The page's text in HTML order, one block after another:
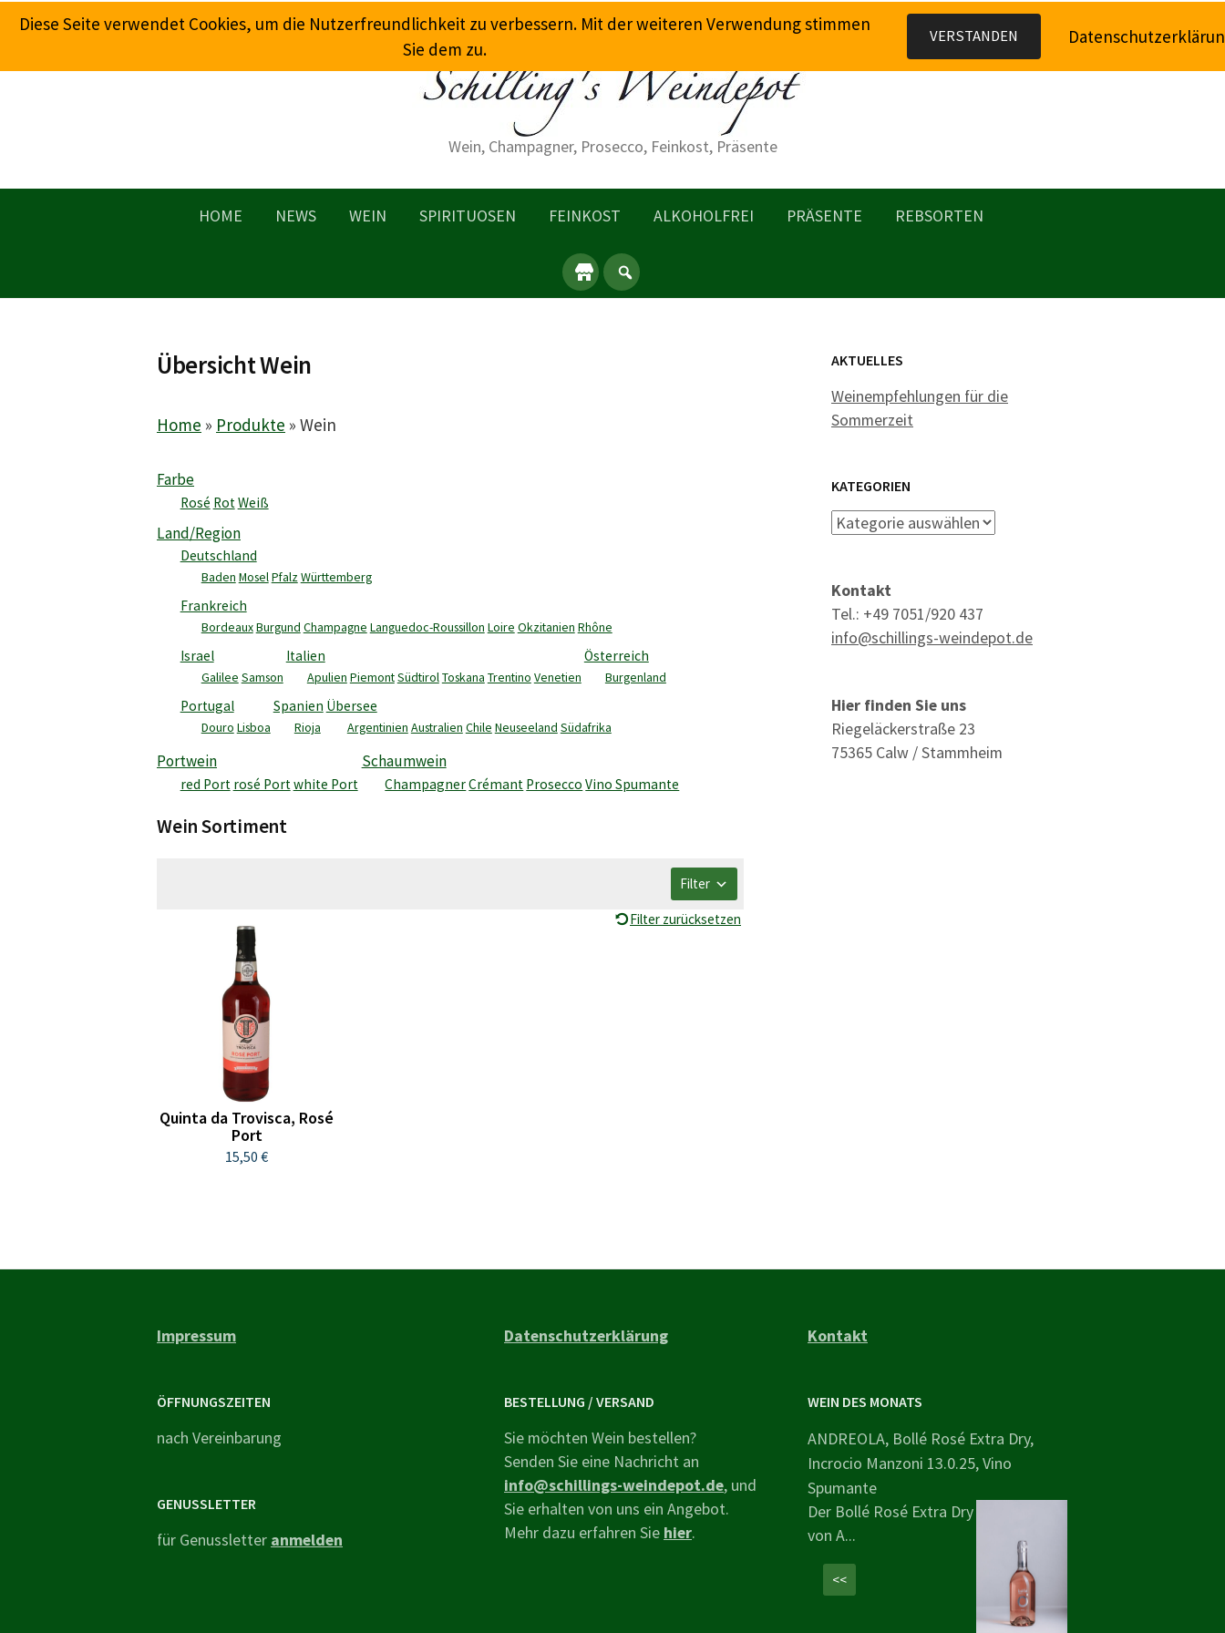
Springe
zum
Wein, Champagner, Prosecco, Feinkost, Präsente
HOME NEWS WEIN SPIRITUOSEN FEINKOST ALKOHOLFREI PRÄSENTE REBSORTEN
Übersicht Wein
Home » Produkte » Wein
Farbe
Rosé Rot Weiß
Land/Region
Deutschland
Baden Mosel Pfalz Württemberg
Frankreich
BordeauxBurgund Champagne Languedoc-Roussillon Loire Okzitanien Rhône
Israel
Galilee Samson
Italien
Apulien PiemontSüdtirol Toskana Trentino Venetien
Österreich
Burgenland
Portugal
Douro Lisboa
Spanien
Rioja
Übersee
Argentinien Australien Chile Neuseeland Südafrika
Portwein
red Port rosé Port white Port
Schaumwein
ChampagnerCrémant Prosecco Vino Spumante
Wein Sortiment
Filter
Filter zurücksetzen
Quinta da Trovisca, Rosé
Port
15,50 €
AKTUELLES
Weinempfehlungen für die
Sommerzeit
KATEGORIEN
Kategorien
Kontakt
Tel.: +49 7051/920 437
info@schillings-weindepot.de
Hier finden Sie uns
Riegeläckerstraße 23
75365 Calw / Stammheim
Impressum
ÖFFNUNGSZEITEN
nach Vereinbarung
GENUSSLETTER
für Genussletter anmelden
Datenschutzerklärung
BESTELLUNG / VERSAND
Sie möchten Wein bestellen?
Senden Sie eine Nachricht an
info@schillings-weindepot.de, und
Sie erhalten von uns ein Angebot.
Mehr dazu erfahren Sie hier.
Kontakt
WEIN DES MONATS
ANDREOLA, Bollé Rosé Extra Dry,
Incrocio Manzoni 13.0.25, Vino
Spumante
Der Bollé Rosé Extra Dry
von A...
<<
Diese Seite verwendet Cookies, um die Nutzerfreundlichkeit zu verbessern. Mit der weiteren Verwendung stimmen
Sie dem zu.
VERSTANDEN